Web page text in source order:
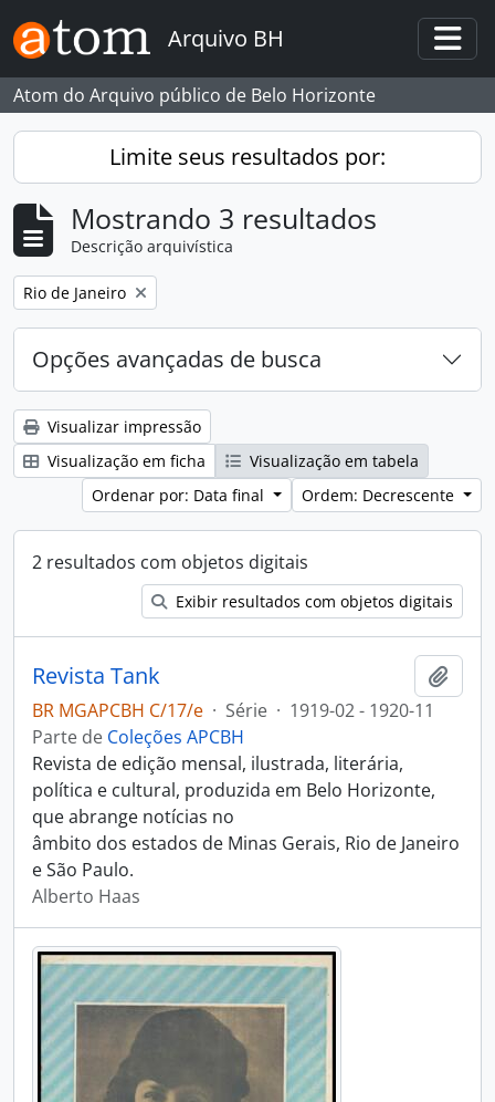
Skip to main content
Arquivo BH
Atom do Arquivo público de Belo Horizonte
Limite seus resultados por:
Mostrando 3 resultados
Descrição arquivística
Remover filtro:
Rio de Janeiro
Opções avançadas de busca
Visualizar impressão
Visualização em ficha
Visualização em tabela
Ordenar por: Data final
Ordem: Decrescente
2 resultados com objetos digitais
Exibir resultados com objetos digitais
Revista Tank
BR MGAPCBH C/17/e · Série · 1919-02 - 1920-11
Parte de Coleções APCBH
Revista de edição mensal, ilustrada, literária,
política e cultural, produzida em Belo Horizonte,
que abrange notícias no
âmbito dos estados de Minas Gerais, Rio de Janeiro
e São Paulo.
Alberto Haas